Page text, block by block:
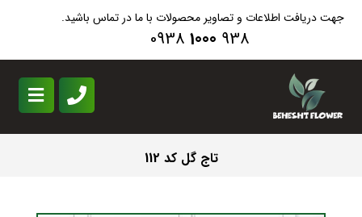
جهت دریافت اطلاعات و تصاویر محصولات با ما در تماس باشید.
0938 1000 938
تاج گل کد 112